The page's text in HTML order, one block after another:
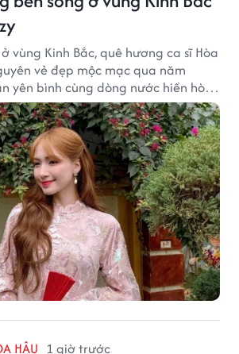
vùng Kinh Bắc, quê hương ca sĩ Hòa
vẻ đẹp mộc mạc qua năm
yên bình cùng dòng nước hiền hòa
Ninh rất đáng để khám phá.
HẬU 1 giờ trước